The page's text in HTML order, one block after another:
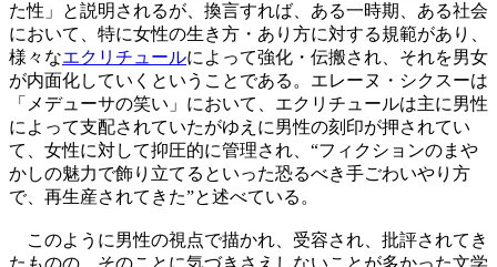
た性」と説明されるが、換言すれば、ある一時期、ある社会
において、特に女性の生き方・あり方に対する規範があり、
様々なエクリチュールによって強化・伝搬され、それを男女
が内面化していくということである。エレーヌ・シクスーは
「メデューサの笑い」において、エクリチュールは主に男性
によって支配されていたがゆえに男性の刻印が押されてい
て、女性に対して抑圧的に管理され、“フィクションのまや
かしの魅力で飾り立てるといった恐るべき手ごわいやり方
で、再生産されてきた”と述べている。
このように男性の視点で描かれ、受容され、批評されてき